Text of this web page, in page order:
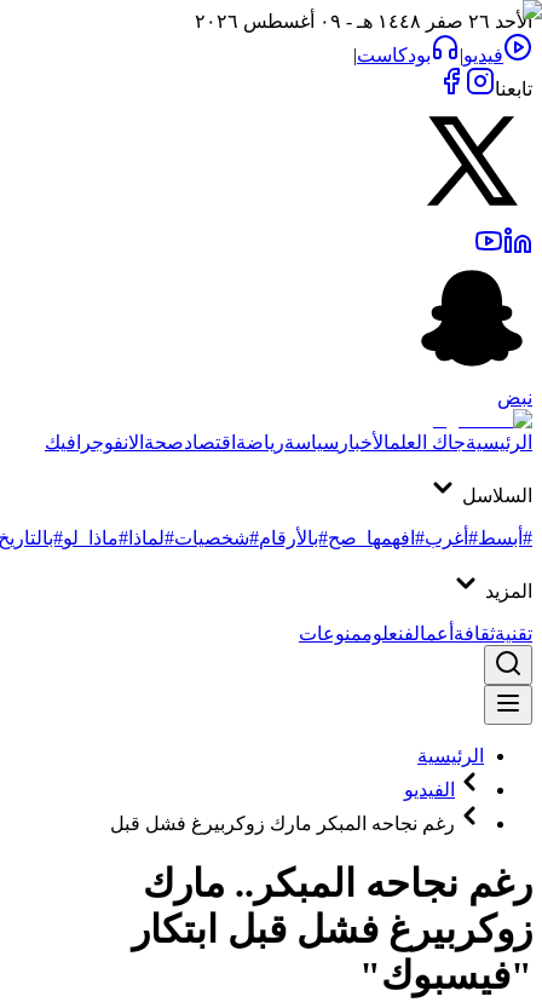
الأحد ٢٦ صفر ١٤٤٨ هـ - ٠٩ أغسطس ٢٠٢٦
فيديو| بودكاست|
تابعنا
نبض
الرئيسيةجاك العلمالأخبار سياسةرياضةاقتصادصحةالانفوجرافيك
السلاسل
#أبسط#أغرب#افهمها_صح#بالأرقام#شخصيات#لماذا #ماذا_لو#بالتاريخ
المزيد
تقنيةثقافةأعمالفنعلوممنوعات
الرئيسية
الفيديو
رغم نجاحه المبكر مارك زوكربيرغ فشل قبل
رغم نجاحه المبكر.. مارك
زوكربيرغ فشل قبل ابتكار
"فيسبوك"